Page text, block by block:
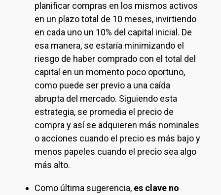
planificar compras en los mismos activos
en un plazo total de 10 meses, invirtiendo
en cada uno un 10% del capital inicial. De
esa manera, se estaría minimizando el
riesgo de haber comprado con el total del
capital en un momento poco oportuno,
como puede ser previo a una caída
abrupta del mercado. Siguiendo esta
estrategia, se promedia el precio de
compra y así se adquieren más nominales
o acciones cuando el precio es más bajo y
menos papeles cuando el precio sea algo
más alto.
Como última sugerencia, es clave no